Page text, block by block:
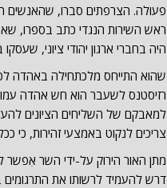
פעולה. הצרפתים סברו, שהאנשים
ראש השירות הנגדי כתב בספרו,
היה בחברי ארגון יהודי ציוני,
שהוא התייחס מלכתחילה באהדה
רזיסטנס לשעבר הוא חש אהדה
למאבקם של השליחים הציונים
צריכים לנקוט באמצעי זהירות, כי
מתן האור הירוק על-ידי השר אִפשר
דרש להעמיד לרשותו את התרגומים